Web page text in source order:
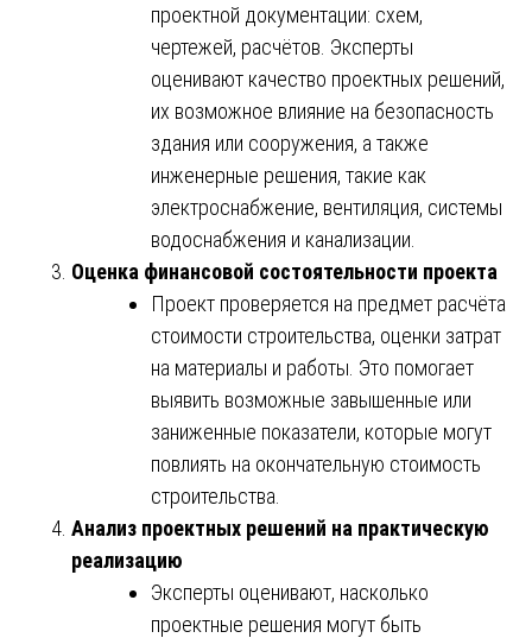
проектной документации: схем,
чертежей, расчётов. Эксперты
оценивают качество проектных решений,
их возможное влияние на безопасность
здания или сооружения, а также
инженерные решения, такие как
электроснабжение, вентиляция, системы
водоснабжения и канализации.
Оценка финансовой состоятельности проекта
Проект проверяется на предмет расчёта
стоимости строительства, оценки затрат
на материалы и работы. Это помогает
выявить возможные завышенные или
заниженные показатели, которые могут
повлиять на окончательную стоимость
строительства.
Анализ проектных решений на практическую
реализацию
Эксперты оценивают, насколько
проектные решения могут быть